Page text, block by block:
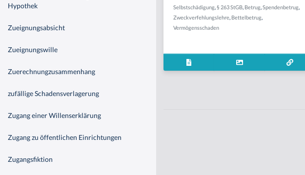
Hypothek
Zueignungsabsicht
Zueignungswille
Zuerechnungzusammenhang
zufällige Schadensverlagerung
Zugang einer Willenserklärung
Zugang zu öffentlichen Einrichtungen
Zugangsfiktion
Selbstschädigung,§ 263 StGB, Betrug,Spendenbetrug,
Zweckverfehlungslehre, Bettelbetrug,
Vermögensschaden